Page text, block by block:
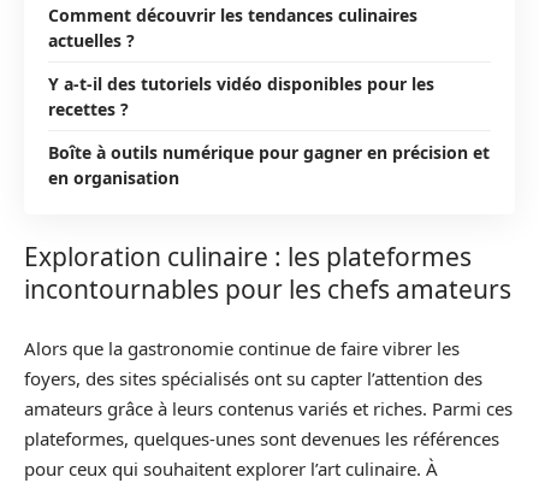
Comment découvrir les tendances culinaires
actuelles ?
Y a-t-il des tutoriels vidéo disponibles pour les
recettes ?
Boîte à outils numérique pour gagner en précision et
en organisation
Exploration culinaire : les plateformes
incontournables pour les chefs amateurs
Alors que la gastronomie continue de faire vibrer les
foyers, des sites spécialisés ont su capter l’attention des
amateurs grâce à leurs contenus variés et riches. Parmi ces
plateformes, quelques-unes sont devenues les références
pour ceux qui souhaitent explorer l’art culinaire. À